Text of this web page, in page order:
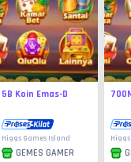
5B Koin Emas-D
Higgs Games Island
GEMES GAMER
Higgs